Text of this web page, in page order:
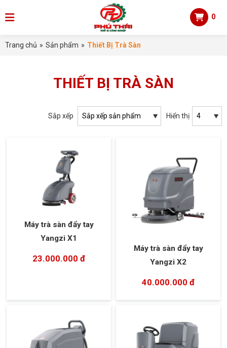
0
Trang chủ » Sản phẩm » Thiết Bị Trà Sàn
THIẾT BỊ TRÀ SÀN
Sắp xếp Hiển thị
Máy trà sàn đẩy tay
Yangzi X1
23.000.000 đ
Máy trà sàn đẩy tay
Yangzi X2
40.000.000 đ